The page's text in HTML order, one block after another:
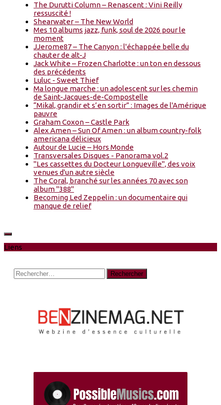
The Durutti Column – Renascent : Vini Reilly
ressuscité !
Shearwater – The New World
Mes 10 albums jazz, funk, soul de 2026 pour le
moment
JJerome87 – The Canyon : l'échappée belle du
chauter de alt-J
Jack White – Frozen Charlotte : un ton en dessous
des précédents
Luluc - Sweet Thief
Ma longue marche : un adolescent sur les chemin
de Saint-Jacques-de-Compostelle
“Mikal, grandir et s’en sortir” : Images de l'Amérique
pauvre
Graham Coxon – Castle Park
Alex Amen – Sun Of Amen : un album country-folk
americana délicieux
Autour de Lucie – Hors Monde
Transversales Disques - Panorama vol.2
"Les cassettes du Docteur Longueville", des voix
venues d'un autre siècle
The Coral, branché sur les années 70 avec son
album "388"
Becoming Led Zeppelin : un documentaire qui
manque de relief
Liens
Rechercher :